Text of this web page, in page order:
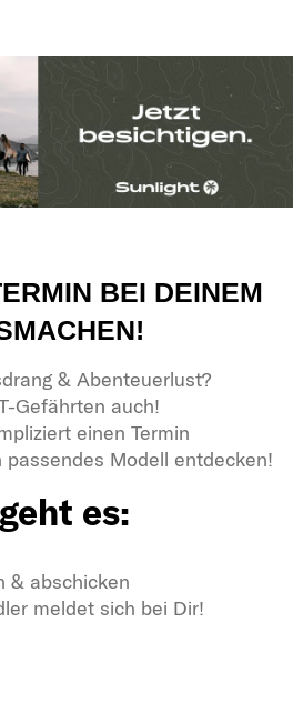
BEI DEINEM
& Abenteuerlust?
Gefährten auch!
einen Termin
Modell entdecken!
es:
& abschicken
meldet sich bei Dir!